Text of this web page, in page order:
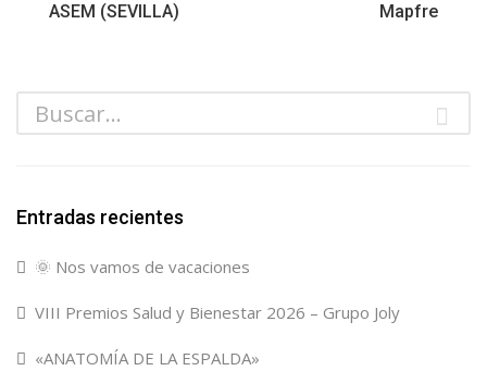
ASEM (SEVILLA)
Mapfre
Entradas recientes
🌞 Nos vamos de vacaciones
VIII Premios Salud y Bienestar 2026 – Grupo Joly
«ANATOMÍA DE LA ESPALDA»